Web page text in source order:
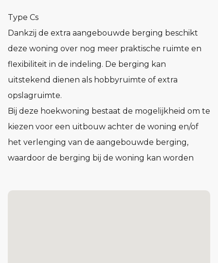
Type Cs
Dankzij de extra aangebouwde berging beschikt
deze woning over nog meer praktische ruimte en
flexibiliteit in de indeling. De berging kan
uitstekend dienen als hobbyruimte of extra
opslagruimte.
Bij deze hoekwoning bestaat de mogelijkheid om te
kiezen voor een uitbouw achter de woning en/of
het verlenging van de aangebouwde berging,
waardoor de berging bij de woning kan worden
Op de eerste verdieping bevinden zich drie